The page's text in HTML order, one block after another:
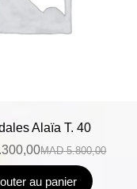
Alaïa T. 40
MAD5.800,00
au panier